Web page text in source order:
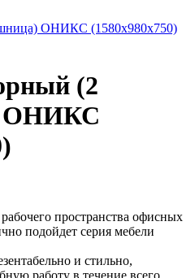
ОНИКС (1580х980х750)
(2
ОНИКС
пространства офисных
подойдет серия мебели
и стильно,
работу в течение всего